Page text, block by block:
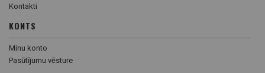
Kontakti
KONTS
Minu konto
Pasūtījumu vēsture